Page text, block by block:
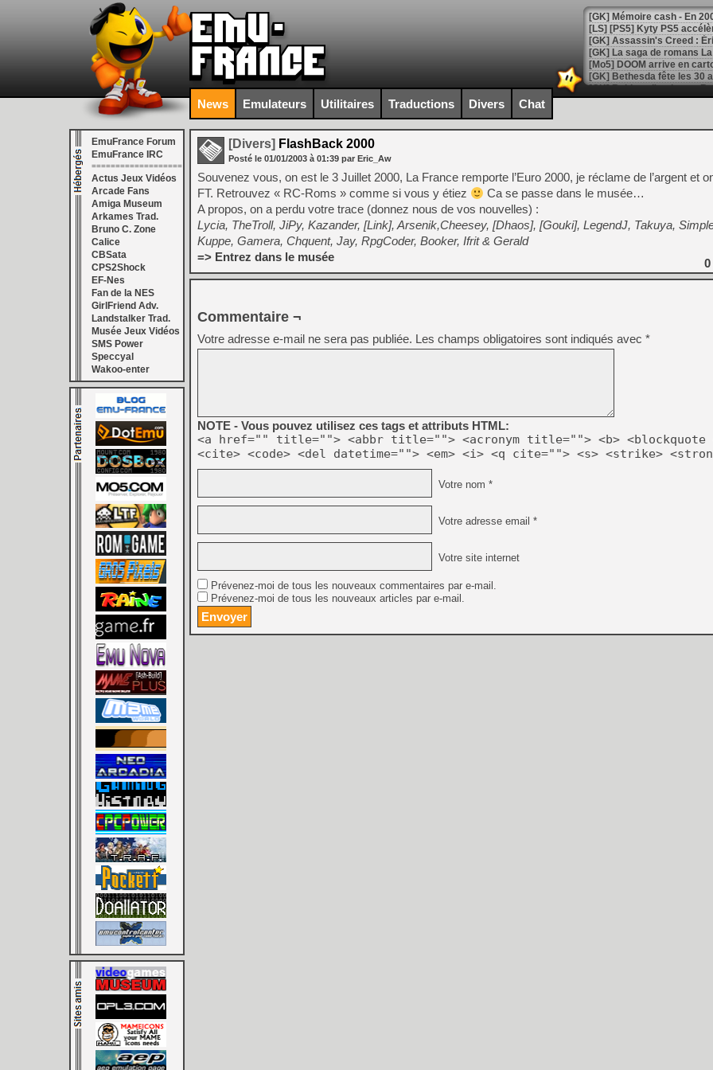
[Mo5] DOOM arrive en
[GK] Bethesda fête les 30
[GK] Roblox : l'action en
[GK] Agenda - GeForce
[LS] [PS5] ps5-y2jb-
[GK] Pourquoi Marvel
[GK] Test : Restory : Chill
[GK] GTA 6 : Rockstar
[GK] Hot Wheels Infinite
[GK] Mémoire cash -
[GK] Résultats Nintendo :
[GK] Déjà des
[Mo5] Brickboy cherche à
[GK] Minecraft et ses «
[GK] Beast of
[GK] Ubisoft : fin de partie
[GK] Mémoire cash -
[GK] Dan Houser (GTA)
[GK] Comment EA Sports
[GK] Crimson Moon : un
[GK] Isle of Reveries : le
[GK] Moonlighter 2 : The
[GK] Capcom relance
[Mo5] Deux inédits du
[GK] Le beat'em up The
[GK] Endless Legend 2 :
[LS] [PS5] Premiers
News Emulateurs Utilitaires Traductions Divers Chat
EmuFrance Forum
EmuFrance IRC
===================
Actus Jeux Vidéos
Arcade Fans
Amiga Museum
Arkames Trad.
Bruno C. Zone
Calice
CBSata
CPS2Shock
EF-Nes
Fan de la NES
GirlFriend Adv.
Landstalker Trad.
Musée Jeux Vidéos
SMS Power
Speccyal
Wakoo-enter
[Divers] FlashBack 2000
Posté le 01/01/2003 à 01:39 par Eric_Aw
Souvenez vous, on est le 3 Juillet 2000, La France remporte l’Euro 2000, je réclame de l’argent et
FT. Retrouvez « RC-Roms » comme si vous y étiez
Ca se passe dans le musée…
A propos, on a perdu votre trace (donnez nous de vos nouvelles) :
Lycia, TheTroll, JiPy, Kazander, [Link], Arsenik,Cheesey, [Dhaos], [Gouki], LegendJ, Takuya,
Kuppe, Gamera, Chquent, Jay, RpgCoder, Booker, Ifrit & Gerald
=> Entrez dans le musée
0
Commentaire ¬
Votre adresse e-mail ne sera pas publiée. Les champs obligatoires sont indiqués avec *
NOTE - Vous pouvez utilisez ces tags et attributs HTML:
<a href="" title=""> <abbr title=""> <acronym title=""> <b> <blockquote
<cite> <code> <del datetime=""> <em> <i> <q cite=""> <s> <strike>
Votre nom *
Votre adresse email *
Votre site internet
Prévenez-moi de tous les nouveaux commentaires par e-mail.
Prévenez-moi de tous les nouveaux articles par e-mail.